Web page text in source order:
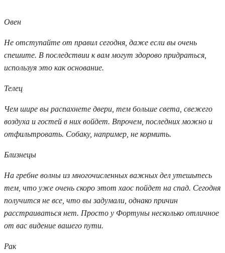
Овен
Не отступайте от правил сегодня, даже если вы очень
спешите. В последствии к вам могут здорово придраться,
используя это как основание.
Телец
Чем шире вы распахнете двери, тем больше света, свежего
воздуха и гостей в них войдет. Впрочем, последних можно и
отфильтровать. Собаку, например, не кормить.
Близнецы
На гребне волны из многочисленных важных дел утешьтесь
тем, что уже очень скоро этот хаос пойдет на спад. Сегодня
получится не все, что вы задумали, однако причин
расстраиваться нет. Просто у Фортуны несколько отличное
от вас видение вашего пути.
Рак